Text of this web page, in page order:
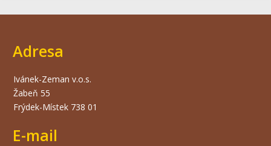
Adresa
Ivánek-Zeman v.o.s.
Žabeň 55
Frýdek-Místek 738 01
E-mail